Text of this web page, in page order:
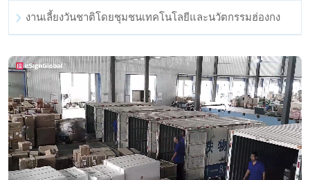
งานเลี้ยงวันชาติโดยชุมชนเทคโนโลยีและนวัตกรรมฮ่องกง